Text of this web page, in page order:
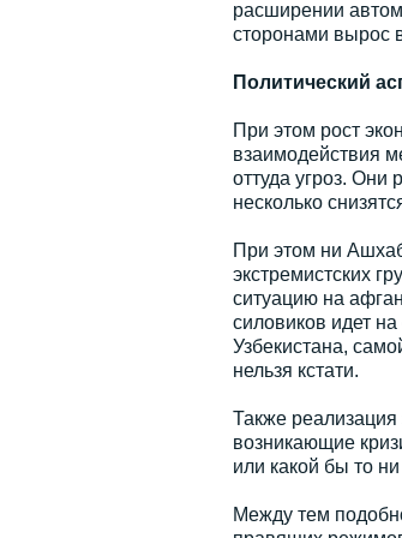
расширении
сторонами вырос
Политический
При этом рост
взаимодействия
оттуда угроз. Они
несколько
При этом ни
экстремистских
ситуацию на
силовиков идет
Узбекистана,
нельзя кстати.
Также реализация
возникающие
или какой бы то
Между тем